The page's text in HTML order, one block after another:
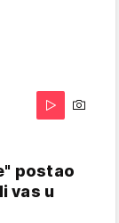
postao
vas u